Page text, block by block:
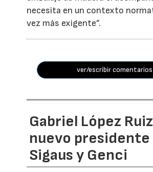
necesita en un contexto
vez más exigente”.
ver/escribir comentarios
Gabriel López
nuevo presidente
Sigaus y Genci